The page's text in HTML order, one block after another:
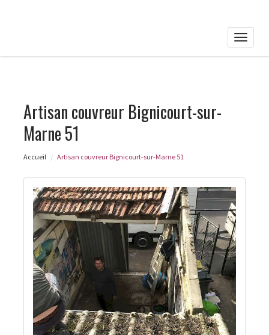
Toggle
Artisan couvreur Bignicourt-sur-
Marne 51
Accueil Artisan couvreur Bignicourt-sur-Marne 51